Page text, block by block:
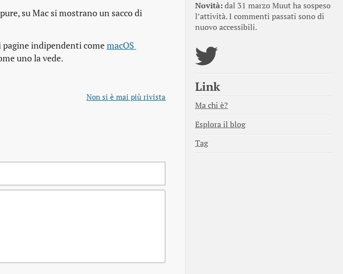
su Mac si mostrano un sacco di
pagine indipendenti comemacOS
uno la vede.
Non si è mai più rivista
Novità:dal 31 marzo Muut ha sospeso
l’attività. I commenti passati sono di
nuovo accessibili.
Link
Ma chi è?
Esplora il blog
Tag